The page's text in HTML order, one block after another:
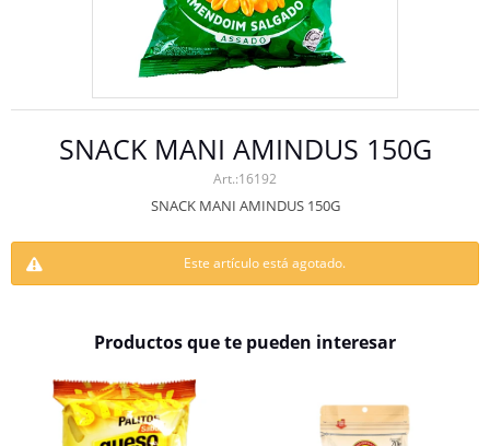
SNACK MANI AMINDUS 150G
16192
SNACK MANI AMINDUS 150G
Este artículo está agotado.
Productos que te pueden interesar